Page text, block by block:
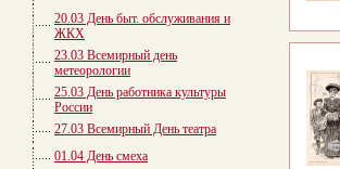
20.03 День быт. обслуживания и
ЖКХ
23.03 Всемирный день
метеорологии
25.03 День работника культуры
России
27.03 Всемирный День театра
01.04 День смеха